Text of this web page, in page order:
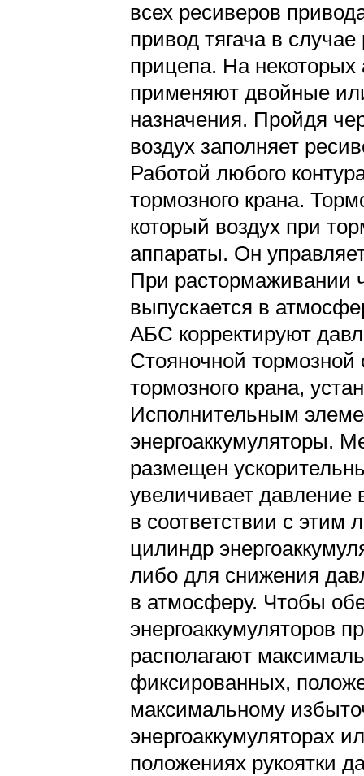
всех ресиверов
привод тягача в
прицепа. На некоторых
применяют двойные
назначения. Пройдя
воздух заполняет
Работой любого
тормозного крана.
который воздух при
аппараты. Он
При растормаживании
выпускается в
АБС корректируют
Стояночной
тормозного крана,
Исполнительным
энергоаккумуляторы.
размещен
увеличивает давление
в соответствии с этим
цилиндр
либо для снижения
в атмосферу. Чтобы
энергоаккумуляторов
располагают
фиксированных,
максимальному
энергоаккумуляторах
положениях рукоятки